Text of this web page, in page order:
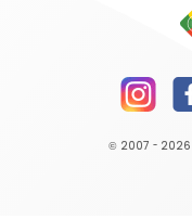
© 2007 - 2026